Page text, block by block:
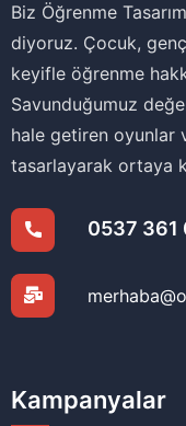
Biz Öğrenme
diyoruz. Çocuk,
keyifle öğrenme
Savunduğumuz
hale getiren oyunlar
tasarlayarak ortaya
0537 361
Kampanyalar